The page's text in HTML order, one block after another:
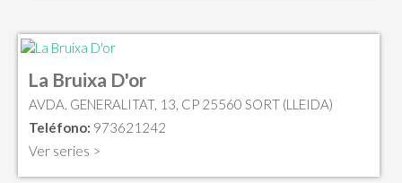
La Bruixa D'or
AVDA. GENERALITAT, 13, CP 25560 SORT (LLEIDA)
Teléfono: 973621242
Ver series >